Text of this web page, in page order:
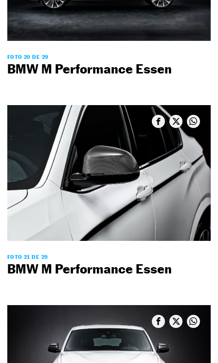
FOTO 20 DE 29
BMW M Performance Essen
FOTO 21 DE 29
BMW M Performance Essen